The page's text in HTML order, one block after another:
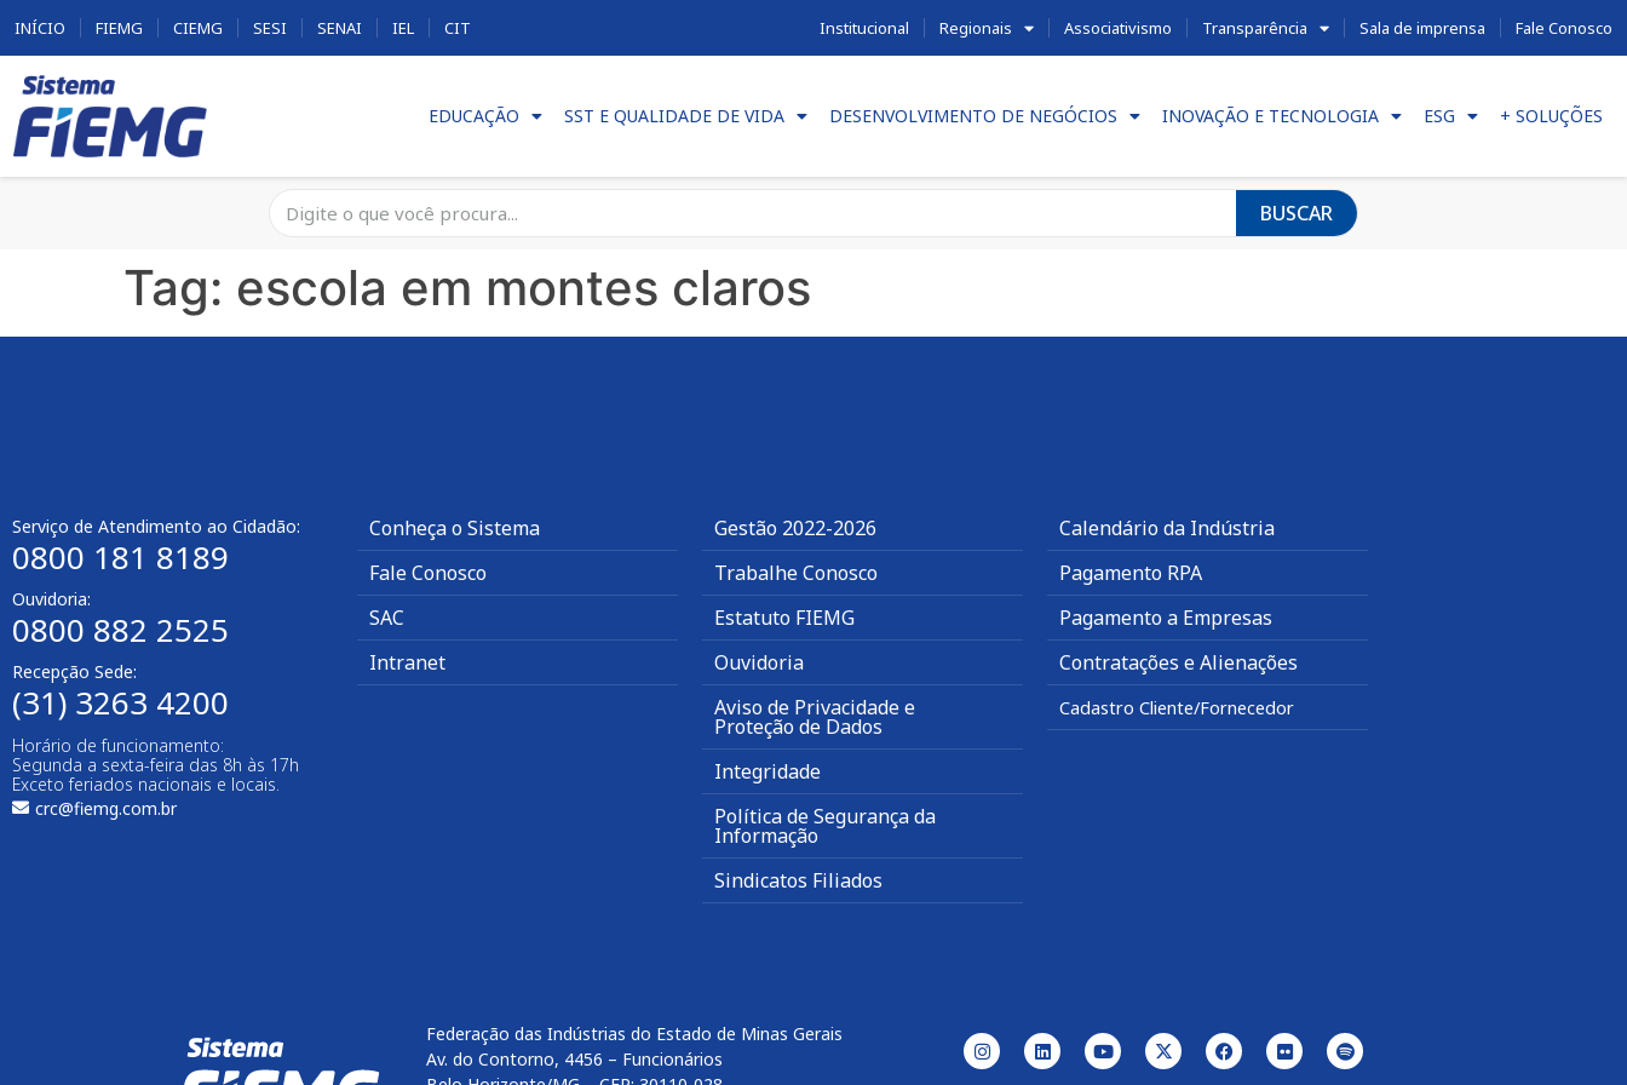
INÍCIO FIEMG CIEMG SESI SENAI IEL CIT Institucional Regionais Associativismo Transparência Sala de imprensa Fale Conosco
EDUCAÇÃO SST E QUALIDADE DE VIDA DESENVOLVIMENTO DE NEGÓCIOS INOVAÇÃO E TECNOLOGIA ESG + SOLUÇÕES
BUSCAR
Tag: escola em montes claros
Serviço de Atendimento ao Cidadão:
0800 181 8189
Ouvidoria:
0800 882 2525​
Recepção Sede:
(31) 3263 4200
Horário de funcionamento:
Segunda a sexta-feira das 8h às 17h
Exceto feriados nacionais e locais.
crc@fiemg.com.br
Conheça o Sistema
Fale Conosco
SAC
Intranet
Gestão 2022-2026
Trabalhe Conosco
Estatuto FIEMG
Ouvidoria
Aviso de Privacidade e
Proteção de Dados
Integridade
Política de Segurança da
Informação
Sindicatos Filiados
Calendário da Indústria
Pagamento RPA
Pagamento a Empresas
Contratações e Alienações
Cadastro Cliente/Fornecedor
Federação das Indústrias do Estado de Minas Gerais
Av. do Contorno, 4456 – Funcionários